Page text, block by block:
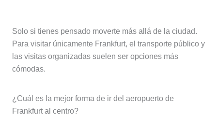
Solo si tienes pensado moverte más allá de la ciudad.
Para visitar únicamente Frankfurt, el transporte público y
las visitas organizadas suelen ser opciones más
cómodas.
¿Cuál es la mejor forma de ir del aeropuerto de
Frankfurt al centro?